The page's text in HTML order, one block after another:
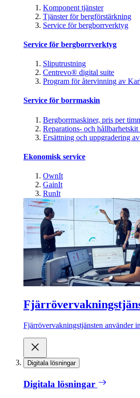
Komponent tjänster
Tjänster för bergförstärkning
Service för bergborrverktyg
Service för bergborrverktyg
Sliputrustning
Centrevo® digital suite
Program för återvinning av
Service för borrmaskin
Bergborrmaskiner, pris per
Reparations- och
Ersättning och uppgradering
Ekonomisk service
OwnIt
GainIt
RunIt
Fjärrövervakningstjänsten använder
Digitala lösningar
Digitala lösningar